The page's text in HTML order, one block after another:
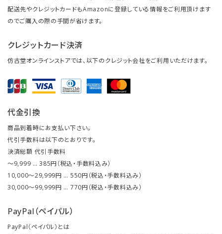
配送先やクレジットカードもAmazonに登録している情報をご利用頂けます
のでご購入の際の手間が省けます。
クレジットカード決済
仿古堂オンラインストアでは、以下のクレジット会社をご利用いただけます。
代金引換
商品到着時にお支払い下さい。
代引手数料は以下のとおりです。
決済総額 代引手数料
～9,999 … 385円（税込・手数料込み）
10,000～29,999円 … 550円（税込・手数料込み）
30,000～99,999円 … 770円（税込・手数料込み）
PayPal（ペイパル）
PayPal（ペイパル）とは